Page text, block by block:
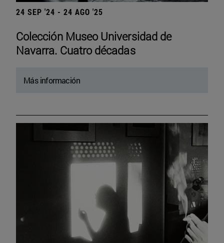
24 SEP '24 - 24 AGO '25
Colección Museo Universidad de
Navarra. Cuatro décadas
Más información